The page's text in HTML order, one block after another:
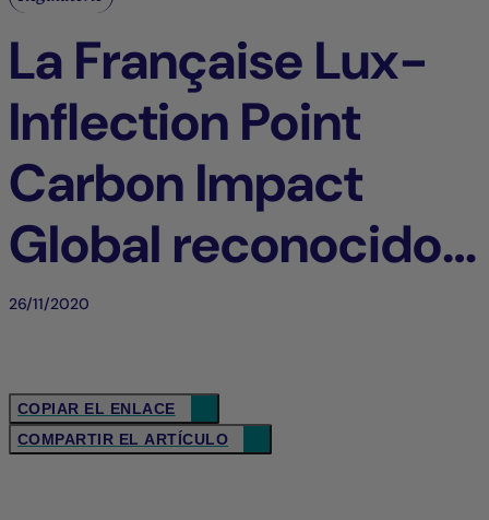
La Française Lux-
Inflection Point
Carbon Impact
Global reconocido
con la etiqueta FNG
26/11/2020
COPIAR EL ENLACE
COMPARTIR EL ARTÍCULO